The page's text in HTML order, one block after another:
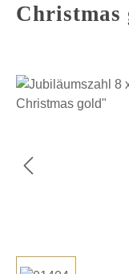
Christmas
Bildergalerie